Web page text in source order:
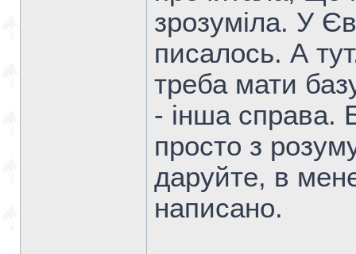
зрозуміла. У
писалось. А
треба мати
- інша справа.
просто з
даруйте, в
написано.